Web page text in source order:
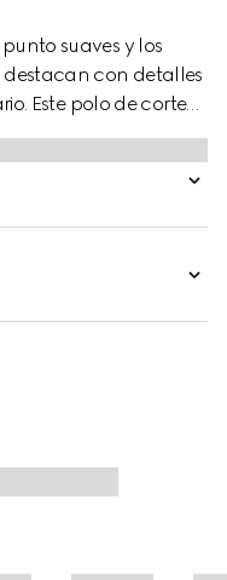
suaves y los
destacan con detalles
Este polo de corte
de algodón
de Doble G en